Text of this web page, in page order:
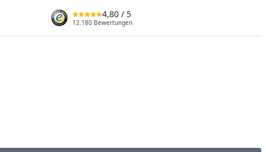
4,80 / 5
12.180 Bewertungen